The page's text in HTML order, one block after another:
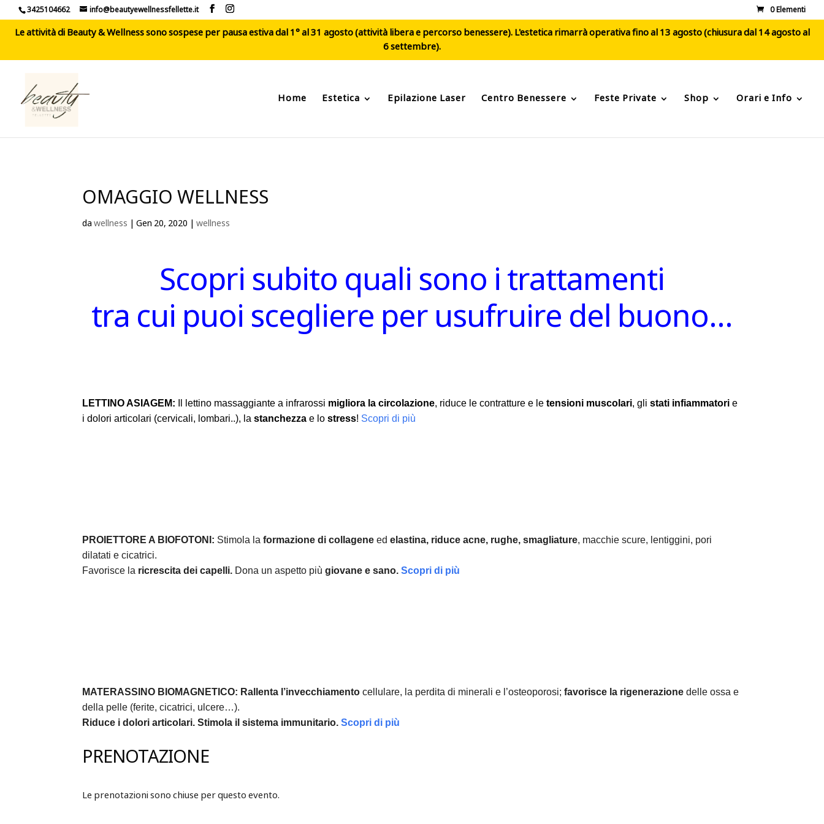
3425104662 info@beautyewellnessfellette.it 0 Elementi
Le attività di Beauty & Wellness sono sospese per pausa estiva dal 1° al 31 agosto (attività libera e percorso benessere). L'estetica rimarrà operativa fino al 13 agosto (chiusura dal 14 agosto al
6 settembre).
Home Estetica Epilazione Laser Centro Benessere Feste Private Shop Orari e Info
OMAGGIO WELLNESS
dawellness |Gen 20, 2020 |wellness
Scopri subito quali sono i trattamenti
tra cui puoi scegliere per usufruire del buono…
LETTINO ASIAGEM: Il lettino massaggiante a infrarossi migliora la circolazione, riduce le contratture e letensioni muscolari, glistati infiammatorie
i dolori articolari (cervicali, lombari..), lastanchezza e lostress! Scopri di più
PROIETTORE A BIOFOTONI: Stimola la formazione di collageneed elastina, riduce acne, rughe, smagliature, macchie scure, lentiggini, pori
dilatati e cicatrici.
Favorisce la ricrescita dei capelli. Dona un aspetto piùgiovane e sano.Scopri di più
MATERASSINO BIOMAGNETICO: Rallenta l’invecchiamento cellulare, la perdita di minerali e l’osteoporosi;favorisce la rigenerazione delle ossa e
della pelle (ferite, cicatrici, ulcere…).
Riduce i dolori articolari.Stimola il sistema immunitario.Scopri di più
PRENOTAZIONE
Le prenotazioni sono chiuse per questo evento.